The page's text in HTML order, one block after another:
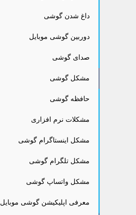
داغ شدن گوشی
دوربین گوشی موبایل
صدای گوشی
مشکل گوشی
حافظه گوشی
مشکلات نرم افزاری
مشکل اینستاگرام گوشی
مشکل تلگرام گوشی
مشکل واتساپ گوشی
معرفی اپلیکیشن گوشی موبایل